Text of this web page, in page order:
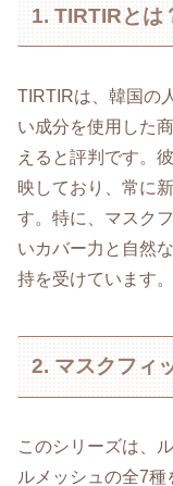
1. TIRTIRとは
TIRTIRは、韓国の
い成分を使用した
えると評判です。
映しており、常に
す。特に、マスク
いカバー力と自然
持を受けています。
2. マスクフィ
このシリーズは、
ルメッシュの全7